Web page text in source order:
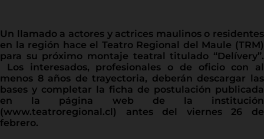
Un llamado a actores y actrices maulinos o residentes
en la región hace el Teatro Regional del Maule (TRM)
para su próximo montaje teatral titulado “Delívery”.
Los interesados, profesionales o de oficio con al
menos 8 años de trayectoria, deberán descargar las
bases y completar la ficha de postulación publicada
en la página web de la institución
(www.teatroregional.cl) antes del viernes 26 de
febrero.